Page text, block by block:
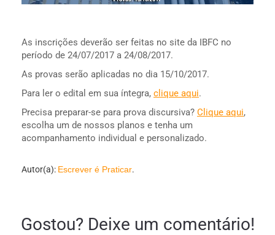
As inscrições deverão ser feitas no site da IBFC no
período de 24/07/2017 a 24/08/2017.
As provas serão aplicadas no dia 15/10/2017.
Para ler o edital em sua íntegra, clique aqui.
Precisa preparar-se para prova discursiva? Clique aqui,
escolha um de nossos planos e tenha um
acompanhamento individual e personalizado.
Autor(a): Escrever é Praticar.
Gostou? Deixe um comentário!